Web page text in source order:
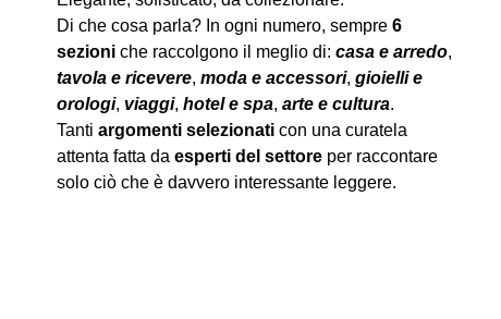
Di che cosa parla? In ogni numero, sempre 6
sezioni che raccolgono il meglio di: casa e arredo,
tavola e ricevere, moda e accessori, gioielli e
orologi, viaggi, hotel e spa, arte e cultura.
Tanti argomenti selezionati con una curatela
attenta fatta da esperti del settore per raccontare
solo ciò che è davvero interessante leggere.